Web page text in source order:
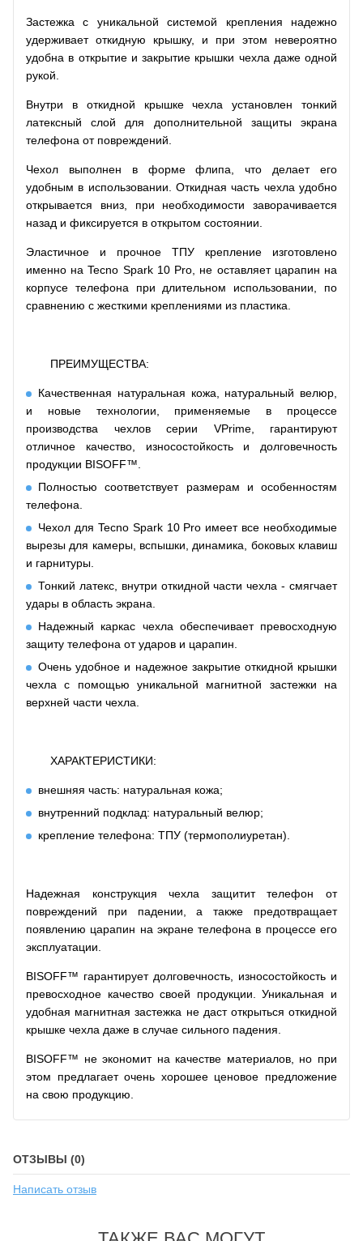
Застежка с уникальной системой крепления надежно
удерживает откидную крышку, и при этом невероятно
удобна в открытие и закрытие крышки чехла даже одной
рукой.
Внутри в откидной крышке чехла установлен тонкий
латексный слой для дополнительной защиты экрана
телефона от повреждений.
Чехол выполнен в форме флипа, что делает его
удобным в использовании. Откидная часть чехла удобно
открывается вниз, при необходимости заворачивается
назад и фиксируется в открытом состоянии.
Эластичное и прочное ТПУ крепление изготовлено
именно на Tecno Spark 10 Pro, не оставляет царапин на
корпусе телефона при длительном использовании, по
сравнению с жесткими креплениями из пластика.
ПРЕИМУЩЕСТВА:
Качественная натуральная кожа, натуральный велюр,
и новые технологии, применяемые в процессе
производства чехлов серии VPrime, гарантируют
отличное качество, износостойкость и долговечность
продукции BISOFF™.
Полностью соответствует размерам и особенностям
телефона.
Чехол для Tecno Spark 10 Pro имеет все необходимые
вырезы для камеры, вспышки, динамика, боковых клавиш
и гарнитуры.
Тонкий латекс, внутри откидной части чехла - смягчает
удары в область экрана.
Надежный каркас чехла обеспечивает превосходную
защиту телефона от ударов и царапин.
Очень удобное и надежное закрытие откидной крышки
чехла с помощью уникальной магнитной застежки на
верхней части чехла.
ХАРАКТЕРИСТИКИ:
внешняя часть: натуральная кожа;
внутренний подклад: натуральный велюр;
крепление телефона: ТПУ (термополиуретан).
Надежная конструкция чехла защитит телефон от
повреждений при падении, а также предотвращает
появлению царапин на экране телефона в процессе его
эксплуатации.
BISOFF™ гарантирует долговечность, износостойкость и
превосходное качество своей продукции. Уникальная и
удобная магнитная застежка не даст открыться откидной
крышке чехла даже в случае сильного падения.
BISOFF™ не экономит на качестве материалов, но при
этом предлагает очень хорошее ценовое предложение
на свою продукцию.
ОТЗЫВЫ (0)
Написать отзыв